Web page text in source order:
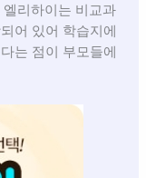
리하이는 비교과
어 있어 학습지에
는 점이 부모들에